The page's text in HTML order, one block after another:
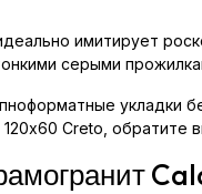
имитирует
серыми
Creto, обратите